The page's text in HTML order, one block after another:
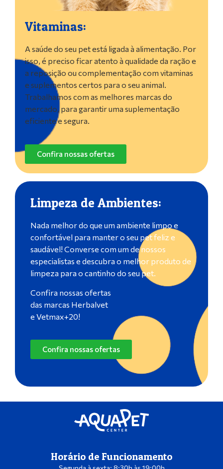
Vitaminas:
A saúde do seu pet está ligada à alimentação. Por
isso, é preciso ficar atento à qualidade da ração e
a reposição ou complementação com vitaminas
e suplementos certos para o seu animal.
Trabalhamos com as melhores marcas do
mercado, para garantir uma suplementação
eficiente e segura.
Confira nossas ofertas
Limpeza de Ambientes:
Nada melhor do que um ambiente limpo e
confortável para manter o seu pet feliz e
saudável! Converse com um de nossos
especialistas e descubra o melhor produto de
limpeza para o cantinho do seu pet.
Confira nossas ofertas
das marcas Herbalvet
e Vetmax+20!
Confira nossas ofertas
Horário de Funcionamento